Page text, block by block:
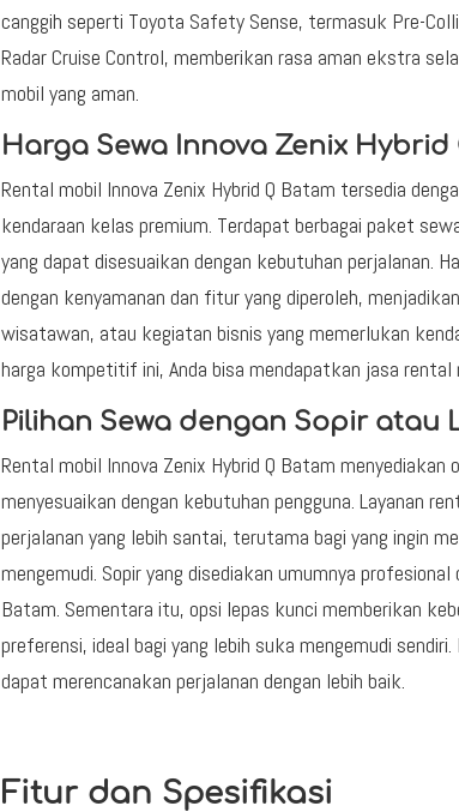
canggih seperti Toyota Safety Sense, termasuk Pre-
Radar Cruise Control, memberikan rasa aman ekstra
mobil yang aman.
Harga Sewa Innova Zenix
Rental mobil Innova Zenix Hybrid Q Batam tersedia
kendaraan kelas premium. Terdapat berbagai paket
yang dapat disesuaikan dengan kebutuhan perjalanan.
dengan kenyamanan dan fitur yang diperoleh,
wisatawan, atau kegiatan bisnis yang memerlukan
harga kompetitif ini, Anda bisa mendapatkan jasa rental
Pilihan Sewa dengan Sopir atau
Rental mobil Innova Zenix Hybrid Q Batam
menyesuaikan dengan kebutuhan pengguna. Layanan
perjalanan yang lebih santai, terutama bagi yang ingin
mengemudi. Sopir yang disediakan umumnya
Batam. Sementara itu, opsi lepas kunci memberikan
preferensi, ideal bagi yang lebih suka mengemudi
dapat merencanakan perjalanan dengan lebih baik.
Fitur dan Spesifikasi